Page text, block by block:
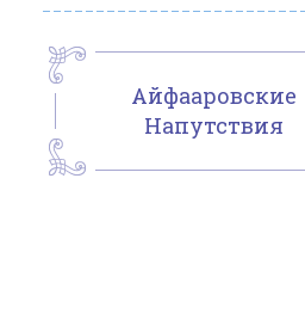
Айфааровские
Напутствия